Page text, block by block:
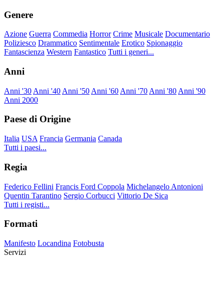
Genere
Azione Guerra Commedia Horror Crime Musicale Documentario
Poliziesco Drammatico Sentimentale Erotico Spionaggio
Fantascienza Western Fantastico Tutti i generi...
Anni
Anni '30 Anni '40 Anni '50 Anni '60 Anni '70 Anni '80 Anni '90
Anni 2000
Paese di Origine
Italia USA Francia Germania Canada
Tutti i paesi...
Regia
Federico Fellini Francis Ford Coppola Michelangelo Antonioni
Quentin Tarantino Sergio Corbucci Vittorio De Sica
Tutti i registi...
Formati
Manifesto Locandina Fotobusta
Servizi